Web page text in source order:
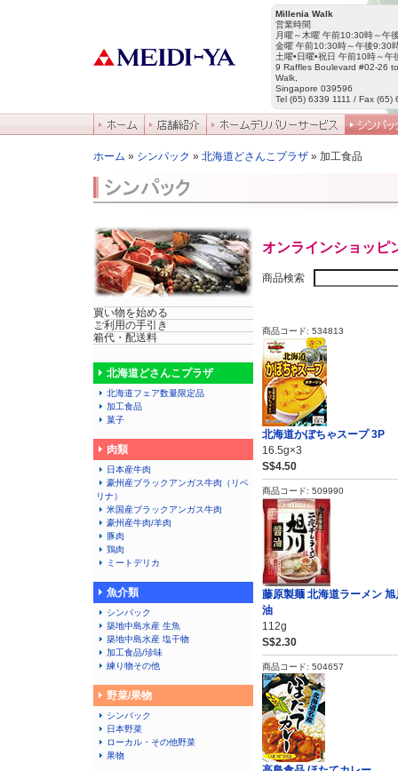
Millenia Walk
営業時間
月曜～木曜 午前10:30時～午
金曜 午前10:30時～午後9:30
土曜•日曜•祝日 午前10時～午
9 Raffles Boulevard #02-26
Walk,
Singapore 039596
Tel (65) 6339 1111 / Fax (65)
ホーム » シンパック » 北海道どさんこプラザ » 加工食品
買い物を始める
ご利用の手引き
箱代・配送料
北海道どさんこプラザ
北海道フェア数量限定品
加工食品
菓子
肉類
日本産牛肉
豪州産ブラックアンガス牛肉（リベ
リナ）
米国産ブラックアンガス牛肉
豪州産牛肉/羊肉
豚肉
鶏肉
ミートデリカ
魚介類
シンパック
築地中島水産 生魚
築地中島水産 塩干物
加工食品/珍味
練り物その他
野菜/果物
シンパック
日本野菜
ローカル・その他野菜
果物
オンラインショッピ
商品検索
商品コード: 534813
北海道かぼちゃスープ 3P
16.5g×3
S$4.50
商品コード: 509990
藤原製麺 北海道ラーメン 旭
油
112g
S$2.30
商品コード: 504657